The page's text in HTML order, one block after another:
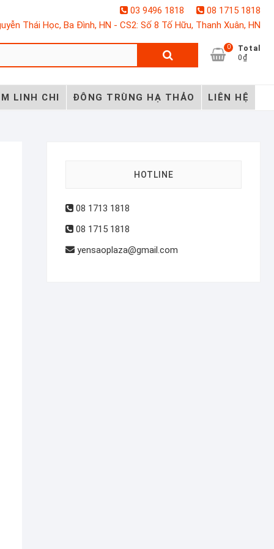
03 9496 1818
08 1715 1818
Thái Học, Ba Đình, HN - CS2: Số 8 Tố Hữu, Thanh Xuân, HN
0
Total
0₫
LINH CHI ĐÔNG TRÙNG HẠ THẢO LIÊN HỆ
HOTLINE
08 1713 1818
08 1715 1818
yensaoplaza@gmail.com